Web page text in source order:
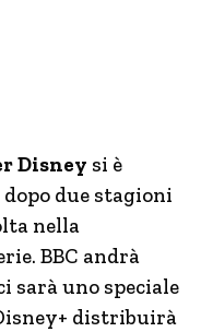
Disney si è
due stagioni
nella
BBC andrà
sarà uno speciale
distribuirà